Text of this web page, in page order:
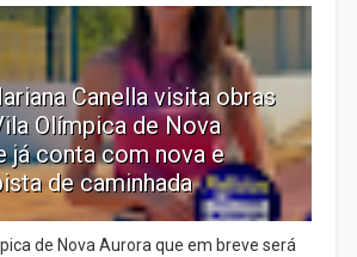
Canella visita obras
Olímpica de Nova
já conta com nova e
de caminhada
de Nova Aurora que em breve será